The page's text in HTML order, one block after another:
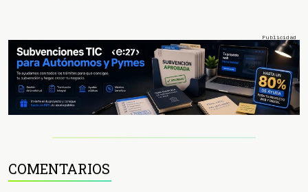
COMENTARIOS